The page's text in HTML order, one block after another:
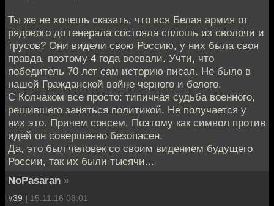
Ты же не хочешь сказать, что вся Белая армия от
рядового до генерала состояла сплошь из сволочи и
трусов? Они видели свою Россию, у них была своя
правда, поэтому 4 года воевали. Учти, что
победитель 70 лет сам историю писал. Не было в
нашей Гражданской войне черного и белого.
С Колчаком все просто: типичная судьба военного,
решившего заняться политикой. Не получается у
них это. Причем совсем. Поэтому как символ против
идей он совершенно безопасен.
Да, это был человек со своим видением будущего
России, так их были тысячи...
NoPasaran »
#39 | 15.11.16 08:01